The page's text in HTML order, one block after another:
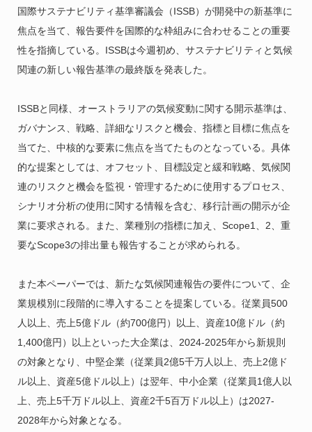
国際サステナビリティ基準審議会（ISSB）が開発中の新基準に
焦点を当て、報告要件を国際的な枠組みに合わせることの重要
性を指摘している。ISSBは今週初め、サステナビリティと気候
関連の新しい報告基準の最終版を発表した。
ISSBと同様、オーストラリアの気候変動に関する開示基準は、
ガバナンス、戦略、詳細なリスクと機会、指標と目標に焦点を
当てた、中核的な要素に焦点を当てたものとなっている。具体
的な提案としては、オフセット、目標設定と緩和戦略、気候関
連のリスクと機会を監視・管理するために使用するプロセス、
シナリオ分析の使用に関する情報を含む、移行計画の開示が企
業に要求される。また、業種別の指標に加え、Scope1、2、重
要なScope3の排出量も報告することが求められる。
また本ペーパーでは、新たな気候関連報告の要件について、企
業規模別に段階的に導入することを提案している。従業員500
人以上、売上5億ドル（約700億円）以上、資産10億ドル（約
1,400億円）以上といった大企業は、2024-2025年から新規則
の対象となり、中堅企業（従業員2億5千万人以上、売上2億ド
ル以上、資産5億ドル以上）は翌年、中小企業（従業員1億人以
上、売上5千万ドル以上、資産2千5百万ドル以上）は2027-
2028年から対象となる。